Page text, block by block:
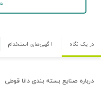
در یک نگاه آگهی‌های استخدام
درباره صنایع بسته بندی دانا قوطی